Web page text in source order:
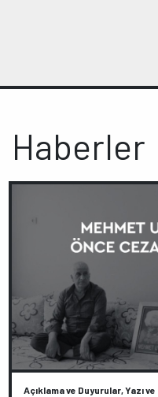
Haberler
Açıklama ve Duyurular, Yazı